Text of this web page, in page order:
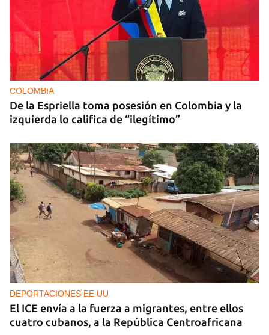
COLOMBIA
De la Espriella toma posesión en Colombia y la
izquierda lo califica de “ilegítimo”
DEPORTACIONES EE UU
El ICE envía a la fuerza a migrantes, entre ellos
cuatro cubanos, a la República Centroafricana